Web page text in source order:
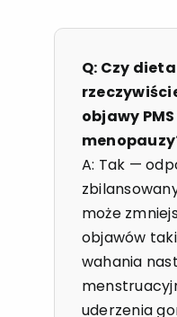
Q: Czy
objawy PMS
A: Tak —
może
objawów
wahania
uderzenia